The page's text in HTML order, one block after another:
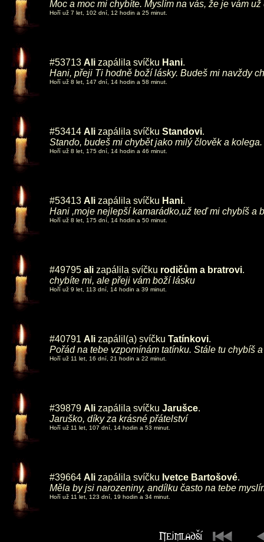
Moc a moc mi chybíte. Myslím na vás, že je vám
Hoří už 7 let, 102 dní, 12 hodin a 25 minut.
#53713 Ali zapálila svíčku Hani.
Hani, přeji Ti hodně boží lásky. Budeš mi navždy
Hoří už 8 let, 147 dní, 14 hodin a 58 minut.
#53414 Ali zapálila svíčku Standovi.
Stando, budeš mi chybět jako milý člověk a kolega.
Hoří už 8 let, 175 dní, 14 hodin a 46 minut.
#53413 Ali zapálila svíčku Hani.
Hani ,moje nejlepší kamarádko,už teď mi chybíš a
Hoří už 8 let, 175 dní, 14 hodin a 50 minut.
#49795 ali zapálila svíčku rodičům a bratrovi.
chybíte mi, ale přeji vám boží lásku
Hoří už 9 let, 113 dní, 14 hodin a 39 minut.
#40791 Ali zapálil(a) svíčku Tatínkovi.
Pořád na tebe vzpomínám tatínku. Stále tu chybíš
Hoří už 11 let, 16 dní, 21 hodin a 22 minut.
#39879 Ali zapálila svíčku Jarušce.
Jaruško, díky za krásné přátelství
Hoří už 11 let, 107 dní, 14 hodin a 53 minut.
#39664 Ali zapálila svíčku Ivetce Bartošové.
Měla by jsi narozeniny, andílku často na tebe
Hoří už 11 let, 123 dní, 19 hodin a 34 minut.